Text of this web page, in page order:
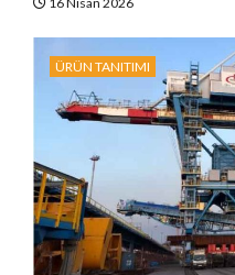
ÜRÜN TANITIMI